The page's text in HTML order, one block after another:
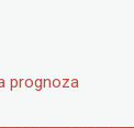
prognoza